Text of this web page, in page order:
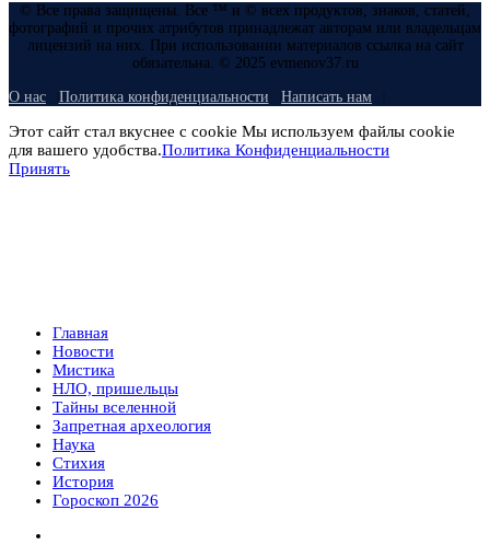
© Все права защищены. Все ™ и © всех продуктов, знаков, статей,
фотографий и прочих атрибутов принадлежат авторам или владельцам
лицензий на них. При использовании материалов ссылка на сайт
обязательна. © 2025 evmenov37.ru
О нас Политика конфиденциальности Написать нам
Этот сайт стал вкуснее с cookie Мы используем файлы cookie
для вашего удобства.Политика Конфиденциальности
Принять
Главная
Новости
Мистика
НЛО, пришельцы
Тайны вселенной
Запретная археология
Наука
Стихия
История
Гороскоп 2026